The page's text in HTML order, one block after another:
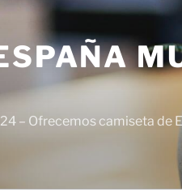
– Ofrecemos camiseta de